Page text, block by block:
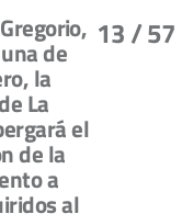
13/ 57
de
la
La
el
de la
a
al